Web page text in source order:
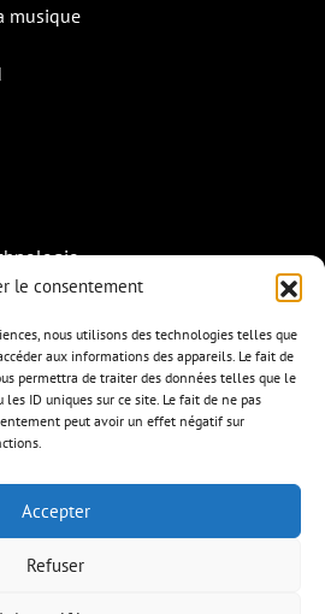
le consentement
nous utilisons des technologies telles que
aux informations des appareils. Le fait de
permettra de traiter des données telles que le
ID uniques sur ce site. Le fait de ne pas
peut avoir un effet négatif sur
Accepter
Refuser
musique
l’image